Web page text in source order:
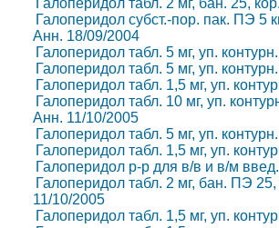
Галоперидол табл. 2 мг, бан. 25,
Галоперидол субст.-пор. пак. ПЭ 5
Анн. 18/09/2004
Галоперидол табл. 5 мг, уп.
Галоперидол табл. 5 мг, уп.
Галоперидол табл. 1,5 мг, уп.
Галоперидол табл. 10 мг, уп.
Анн. 11/10/2005
Галоперидол табл. 5 мг, уп.
Галоперидол табл. 1,5 мг, уп.
Галоперидол р-р для в/в и в/м
Галоперидол табл. 2 мг, бан. ПЭ
11/10/2005
Галоперидол табл. 1,5 мг, уп.